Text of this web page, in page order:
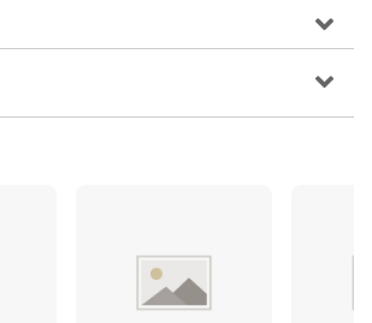
・公衆衛生学第II部 解答・解説 1 解
衛生学 8 衛生学・公衆衛生学別冊(カ
学 歯科衛生士国家試験の過去問題を